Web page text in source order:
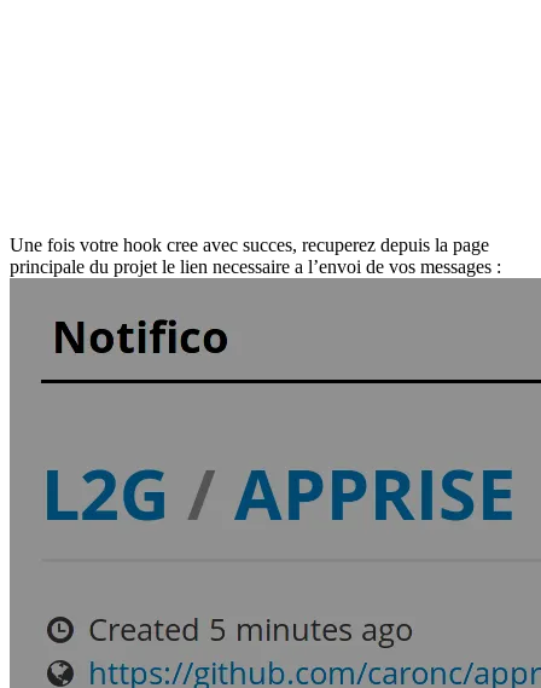
Une fois votre hook cree avec succes, recuperez depuis la page
principale du projet le lien necessaire a l’envoi de vos messages :